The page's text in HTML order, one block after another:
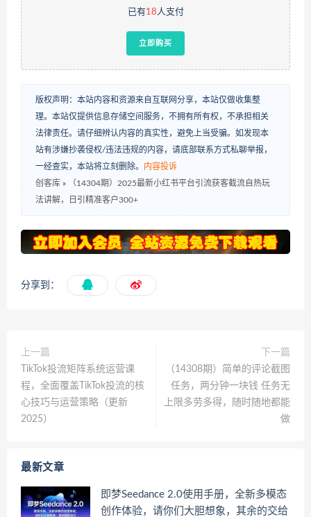
已有 18人支付
立即购买
版权声明：本站内容和资源来自互联网分享，本站仅做收集整
理。本站仅提供信息存储空间服务，不拥有所有权，不承担相关
法律责任。请仔细辨认内容的真实性，避免上当受骗。如发现本
站有涉嫌抄袭侵权/违法违规的内容，请底部联系方式私聊举报，
一经查实，本站将立刻删除。 内容投诉
创客库 »
（14304期）2025最新小红书平台引流获客截流自热玩
法讲解，日引精准客户300+
分享到：
上一篇
TikTok投流矩阵系统运营课
程，全面覆盖TikTok投流的核
心技巧与运营策略（更新
2025）
下一篇
（14308期）简单的评论截图
任务，两分钟一块钱 任务无
上限多劳多得，随时随地都能
做
最新文章
即梦Seedance 2.0使用手册，全新多模态
创作体验，请你们大胆想象，其余的交给